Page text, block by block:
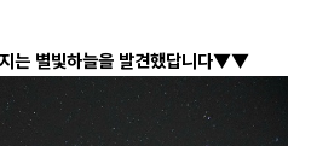
별빛하늘을 발견했답니다▼▼